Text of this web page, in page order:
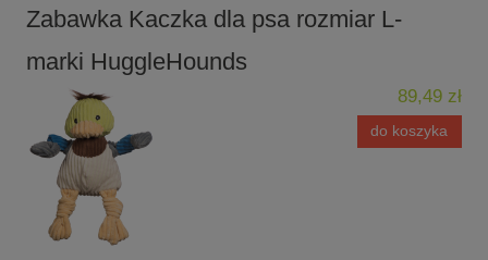
Zabawka Kaczka dla psa rozmiar L-
marki HuggleHounds
89,49 zł
do koszyka